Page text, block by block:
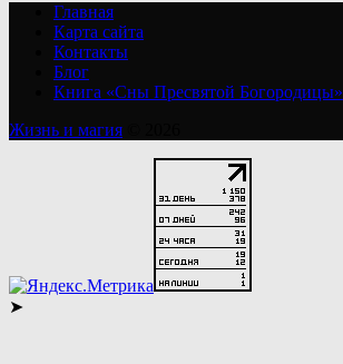
Главная
Карта сайта
Контакты
Блог
Книга «Сны Пресвятой Богородицы»
Жизнь и магия
➤